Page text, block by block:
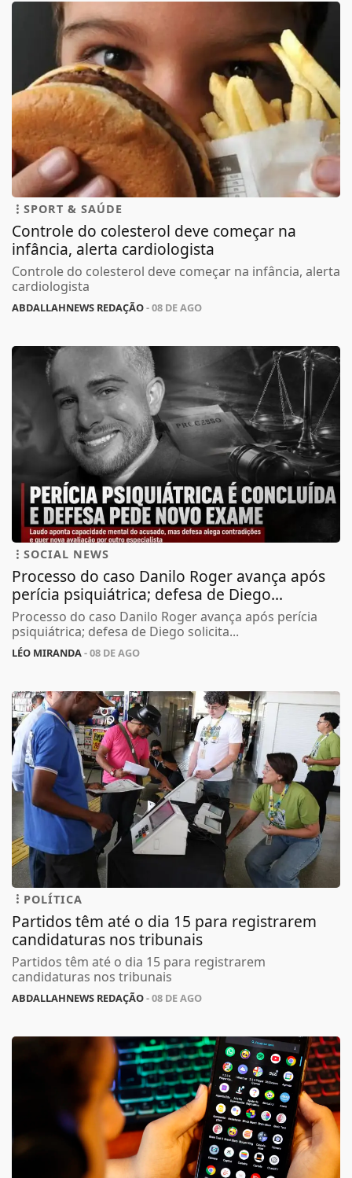
SPORT & SAÚDE
Controle do colesterol deve começar na
infância, alerta cardiologista
Controle do colesterol deve começar na infância, alerta
cardiologista
ABDALLAHNEWS REDAÇÃO- 08 DE AGO
SOCIAL NEWS
Processo do caso Danilo Roger avança após
perícia psiquiátrica; defesa de Diego...
Processo do caso Danilo Roger avança após perícia
psiquiátrica; defesa de Diego solicita...
LÉO MIRANDA- 08 DE AGO
POLÍTICA
Partidos têm até o dia 15 para registrarem
candidaturas nos tribunais
Partidos têm até o dia 15 para registrarem
candidaturas nos tribunais
ABDALLAHNEWS REDAÇÃO- 08 DE AGO